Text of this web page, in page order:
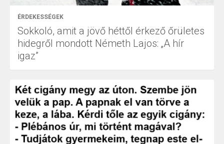
ÉRDEKESSÉGEK
Sokkoló, amit a jövő héttől érkező őrületes
hidegről mondott Németh Lajos: „A hír
igaz”